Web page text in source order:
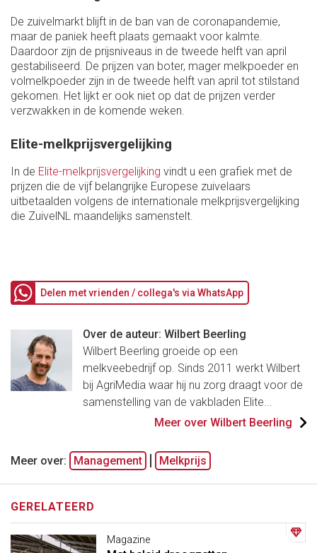
De zuivelmarkt blijft in de ban van de coronapandemie,
maar de paniek heeft plaats gemaakt voor kalmte.
Daardoor zijn de prijsniveaus in de tweede helft van april
gestabiliseerd. De prijzen van boter, mager melkpoeder en
volmelkpoeder zijn in de tweede helft van april tot stilstand
gekomen. Het lijkt er ook niet op dat de prijzen verder
verzwakken in de komende weken.
Elite-melkprijsvergelijking
In de Elite-melkprijsvergelijking vindt u een grafiek met de
prijzen die de vijf belangrijke Europese zuivelaars
uitbetaalden volgens de internationale melkprijsvergelijking
die ZuivelNL maandelijks samenstelt.
Delen met vrienden / collega's via WhatsApp
Over de auteur: Wilbert Beerling
Wilbert Beerling groeide op een
melkveebedrijf op. Sinds 2011 werkt Wilbert
bij AgriMedia waar hij nu zorg draagt voor de
samenstelling van de vakbladen Elite...
Meer over Wilbert Beerling
Meer over: Management Melkprijs
GERELATEERD
Magazine